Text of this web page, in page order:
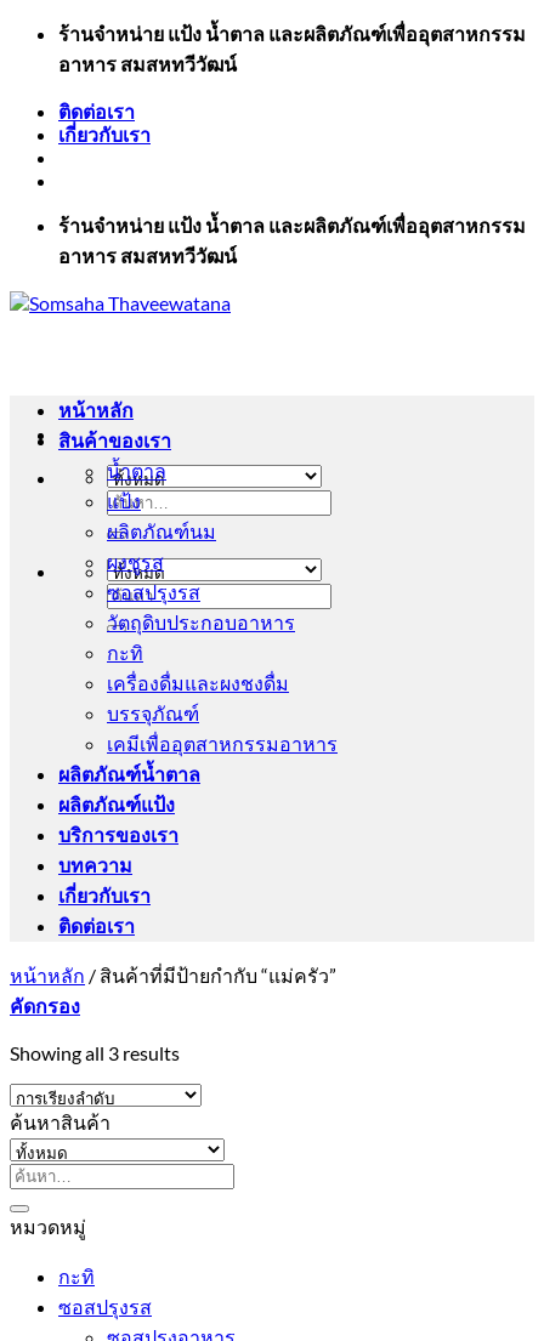
ข้าม
เนื้อหา
ร้านจำหน่าย แป้ง น้ำตาล และผลิตภัณฑ์เพื่ออุตสาหกรรม
อาหาร สมสหทวีวัฒน์
ติดต่อเรา
เกี่ยวกับเรา
ร้านจำหน่าย แป้ง น้ำตาล และผลิตภัณฑ์เพื่ออุตสาหกรรม
อาหาร สมสหทวีวัฒน์
ค้นหา:
ค้นหา:
หน้าหลัก
สินค้าของเรา
น้ำตาล
แป้ง
ผลิตภัณฑ์นม
ผงชูรส
ซอสปรุงรส
วัตถุดิบประกอบอาหาร
กะทิ
เครื่องดื่มและผงชงดื่ม
บรรจุภัณฑ์
เคมีเพื่ออุตสาหกรรมอาหาร
ผลิตภัณฑ์น้ำตาล
ผลิตภัณฑ์แป้ง
บริการของเรา
บทความ
เกี่ยวกับเรา
ติดต่อเรา
หน้าหลัก / สินค้าที่มีป้ายกำกับ “แม่ครัว”
คัดกรอง
Showing all 3 results
ค้นหาสินค้า
ค้นหา:
หมวดหมู่
กะทิ
ซอสปรุงรส